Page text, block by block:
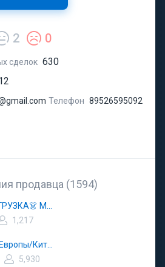
2 0
сделок 630
Телефон 89526595092
продавца (1594)
1,217
5,930